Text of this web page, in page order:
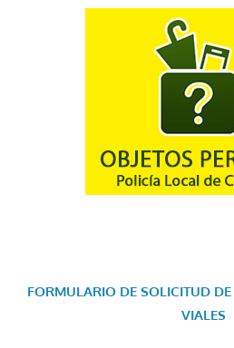
FORMULARIO DE SOLICITUD
VIALES